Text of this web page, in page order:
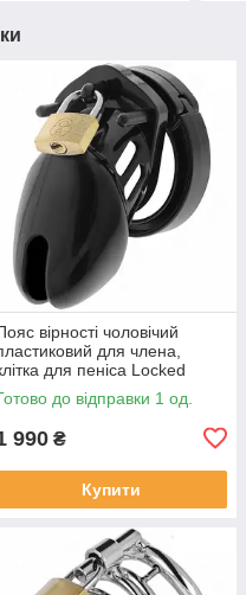
вірності чоловічий
для члена,
для пеніса Locked
Hold S 9 см
до відправки 1 од.
990 ₴
Купити